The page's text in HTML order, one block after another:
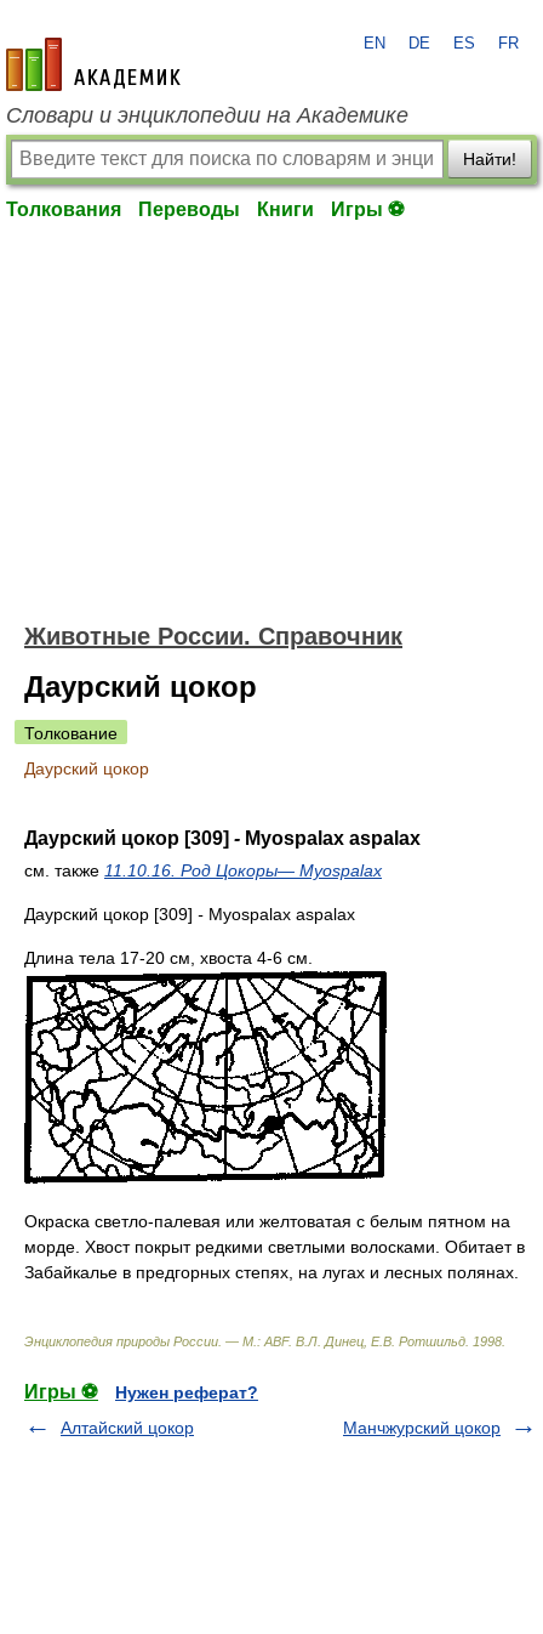
academic.ru
EN DE ES FR
Словари и энциклопедии на Академике
Найти!
Толкования Переводы Книги Игры ⚽
Животные России. Справочник
Даурский цокор
Толкование
Даурский цокор
Даурский цокор [309] - Myospalax aspalax
см. также 11.10.16. Род Цокоры— Myospalax
Даурский цокор [309] - Myospalax aspalax
Длина тела 17-20 см, хвоста 4-6 см.
Окраска светло-палевая или желтоватая с белым пятном на
морде. Хвост покрыт редкими светлыми волосками. Обитает в
Забайкалье в предгорных степях, на лугах и лесных полянах.
Энциклопедия природы России. — М.: ABF. В.Л. Динец, Е.В. Ротшильд 1998
Игры ⚽
Нужен реферат?
Алтайский цокор
Манчжурский цокор